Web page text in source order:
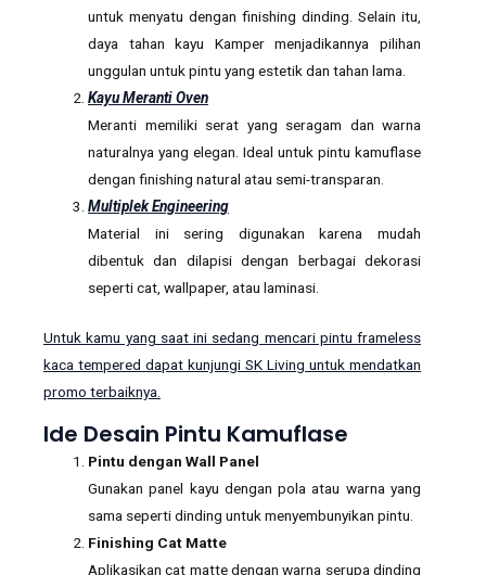
untuk menyatu dengan finishing dinding. Selain itu,
daya tahan kayu Kamper menjadikannya pilihan
unggulan untuk pintu yang estetik dan tahan lama.
Kayu Meranti Oven
Meranti memiliki serat yang seragam dan warna
naturalnya yang elegan. Ideal untuk pintu kamuflase
dengan finishing natural atau semi-transparan.
Multiplek Engineering
Material ini sering digunakan karena mudah
dibentuk dan dilapisi dengan berbagai dekorasi
seperti cat, wallpaper, atau laminasi.
Untuk kamu yang saat ini sedang mencari pintu frameless
kaca tempered dapat kunjungi SK Living untuk mendatkan
promo terbaiknya.
Ide Desain Pintu Kamuflase
Pintu dengan Wall Panel
Gunakan panel kayu dengan pola atau warna yang
sama seperti dinding untuk menyembunyikan pintu.
Finishing Cat Matte
Aplikasikan cat matte dengan warna serupa dinding